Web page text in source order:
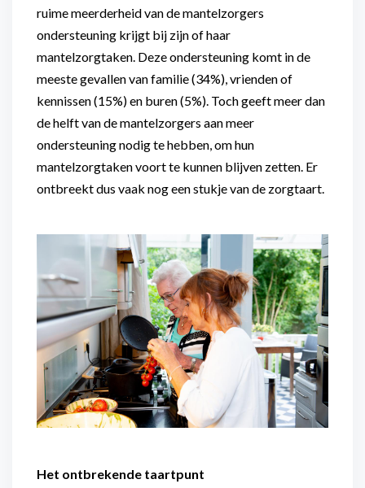
ruime meerderheid van de mantelzorgers
ondersteuning krijgt bij zijn of haar
mantelzorgtaken. Deze ondersteuning komt in de
meeste gevallen van familie (34%), vrienden of
kennissen (15%) en buren (5%). Toch geeft meer dan
de helft van de mantelzorgers aan meer
ondersteuning nodig te hebben, om hun
mantelzorgtaken voort te kunnen blijven zetten. Er
ontbreekt dus vaak nog een stukje van de zorgtaart.
Het ontbrekende taartpunt